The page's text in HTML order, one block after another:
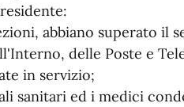
abbiano superato il
delle Poste e
in servizio;
sanitari ed i medici